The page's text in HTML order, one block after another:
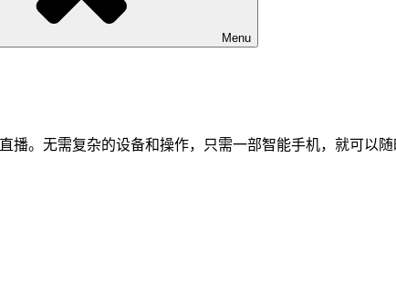
Menu
播。无需复杂的设备和操作，只需一部智能手机，就可以